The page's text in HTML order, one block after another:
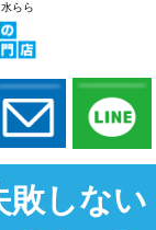
らら
敗しない